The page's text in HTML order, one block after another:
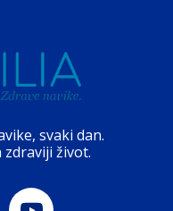
svaki dan.
život.